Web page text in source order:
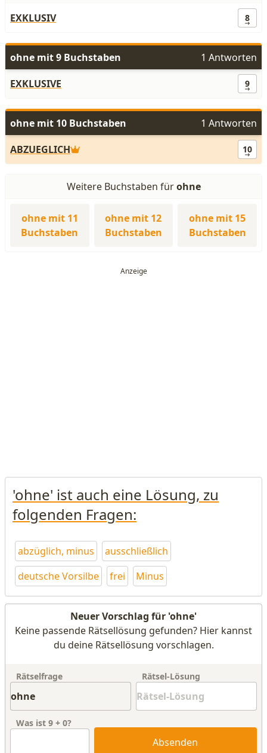
EXKLUSIV 8
ohne mit 9 Buchstaben
1 Antworten
EXKLUSIVE
9
ohne mit 10 Buchstaben
1 Antworten
ABZUEGLICH
10
Weitere Buchstaben fürohne
ohne mit 11
Buchstaben
ohne mit 12
Buchstaben
ohne mit 15
Buchstaben
'ohne' ist auch eine Lösung, zu
folgenden Fragen:
abzüglich, minus
ausschließlich
deutsche Vorsilbe
frei Minus
Neuer Vorschlag für 'ohne'
Keine passende Rätsellösung gefunden? Hier kannst
du deine Rätsellösung vorschlagen.
Rätselfrage Rätsel-Lösung
Was ist 9 + 0?
Absenden